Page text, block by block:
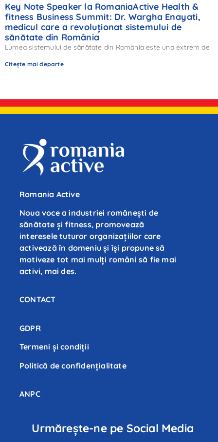
Key Note Speaker la RomaniaActive Health &
fitness Business Summit: Dr. Wargha Enayati,
medicul care a revoluționat sistemului de
sănătate din România
Lumea sistemului de sănătate din România este una extrem de
Citește mai departe
Romania Active
Noua voce a industriei românești de
sănătate și fitness, promovează
interesele tuturor organizațiilor care
activează în domeniu și își propune să
motiveze tot mai mulți români să fie mai
activi, mai des.
CONTACT
GDPR
Termeni și condiții
Politică de confidenţialitate
ANPC
Urmărește-ne pe Social Media